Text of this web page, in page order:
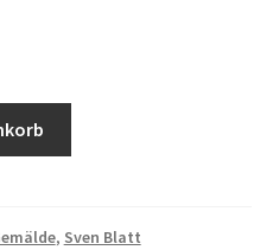
, Sven Blatt